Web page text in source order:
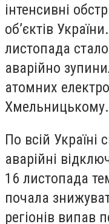
інтенсивні
об’єктів
листопада
аварійно
атомних
Хмельницькому.
По всій Україні
аварійні
16 листопада
почала
регіонів випав